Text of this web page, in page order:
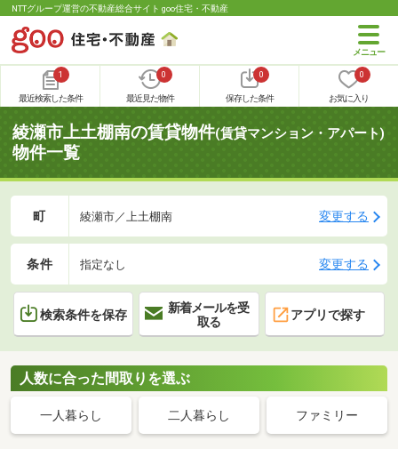
NTTグループ運営の不動産総合サイト goo住宅・不動産
1
最近検索した条件
0
最近見た物件
0
保存した条件
0
お気に入り
綾瀬市上土棚南の賃貸物件(賃貸マンション・アパート)
物件一覧
町 綾瀬市／上土棚南 変更する
条件 指定なし 変更する
検索条件を保存
新着メールを受
取る
アプリで探す
人数に合った間取りを選ぶ
一人暮らし 二人暮らし ファミリー